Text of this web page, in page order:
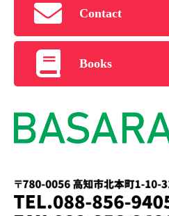
Contact
Books